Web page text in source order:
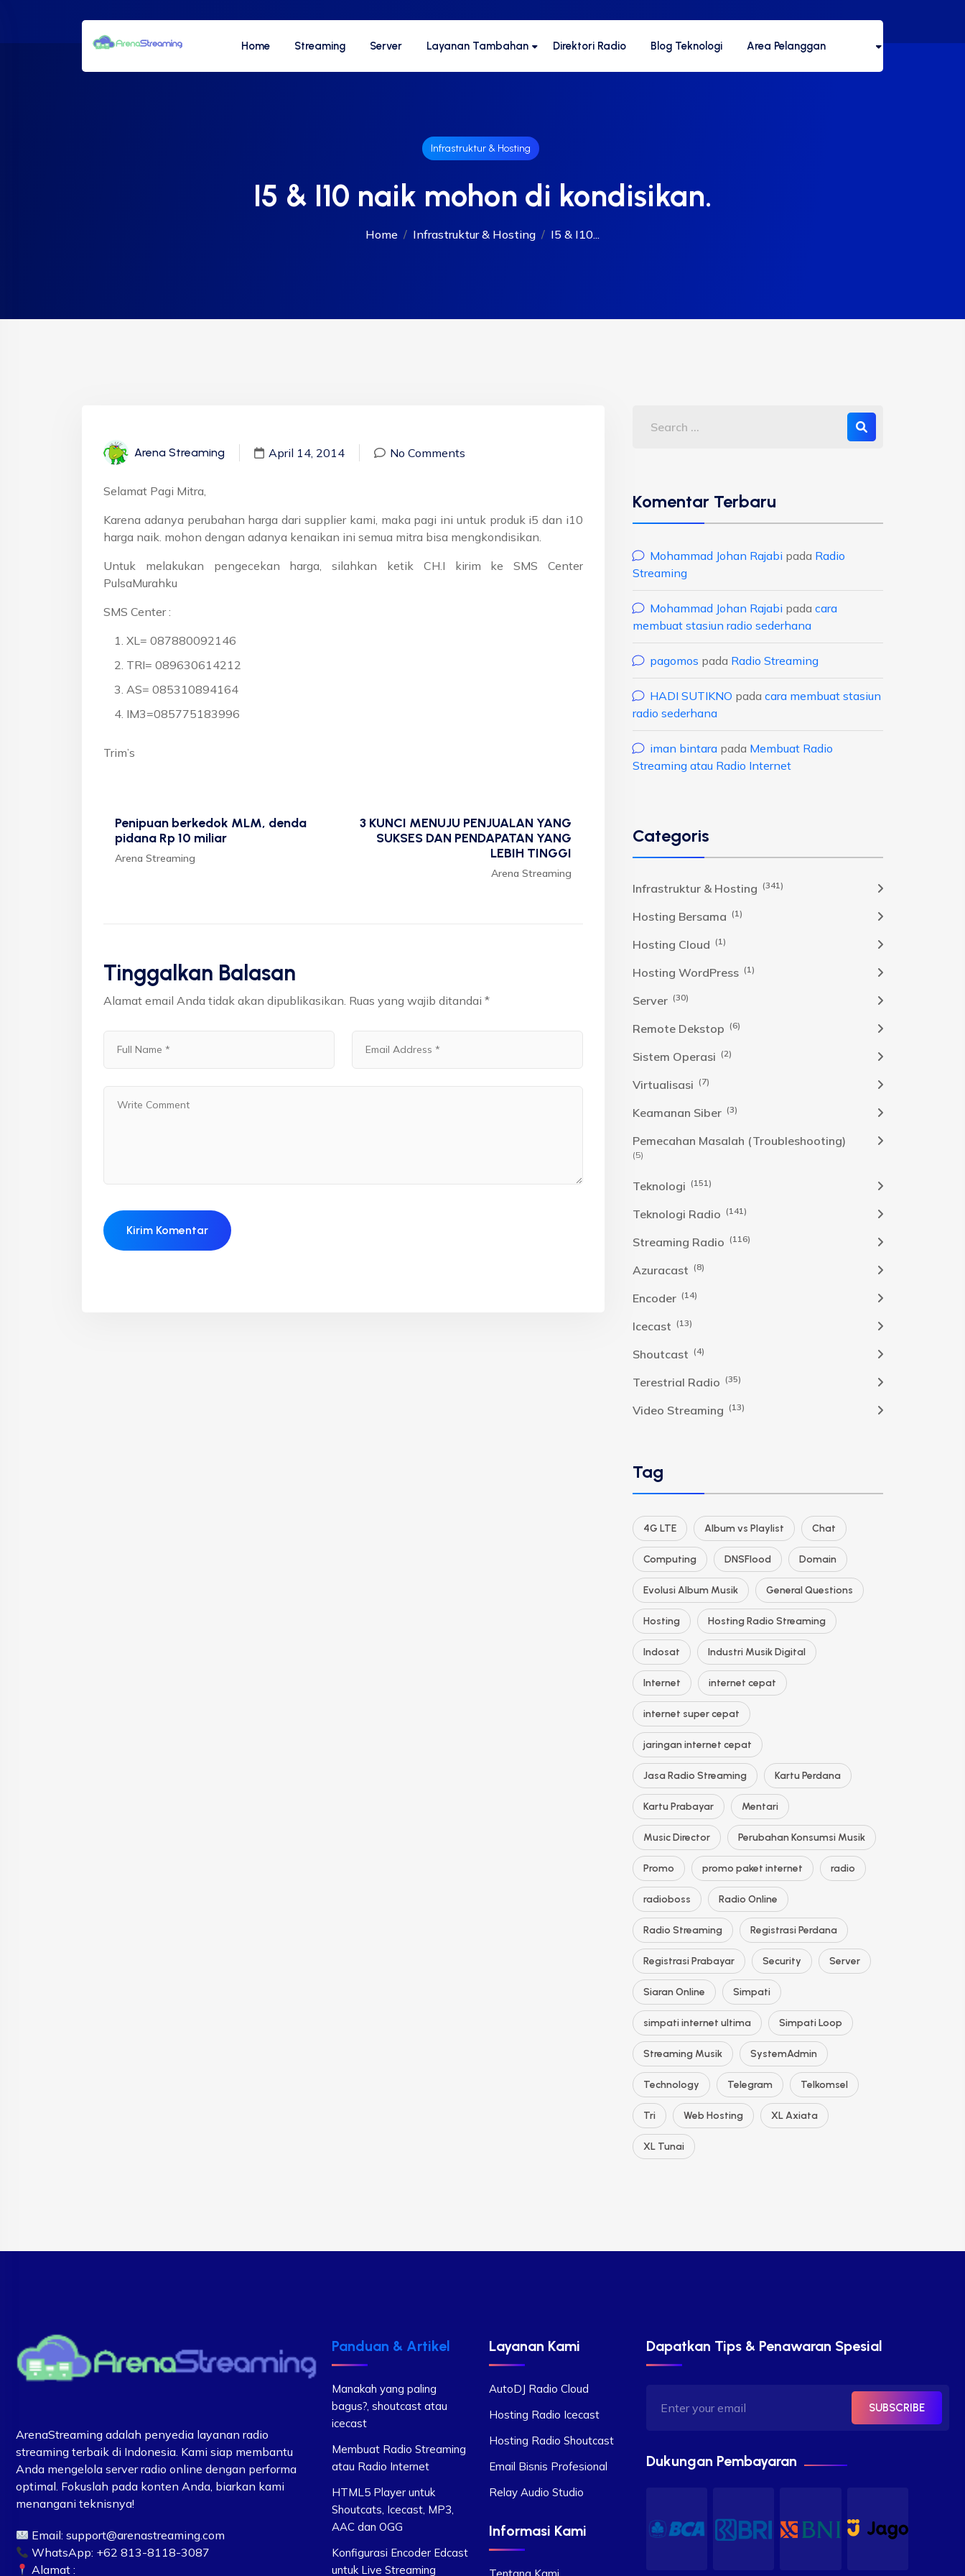
Home Streaming Server Layanan Tambahan Direktori Radio Blog Teknologi Area Pelanggan
Infrastruktur & Hosting
I5 & I10 naik mohon di kondisikan.
Home Infrastruktur & Hosting I5 & I10...
Arena Streaming April 14, 2014 No Comments
Selamat Pagi Mitra,
Karena adanya perubahan harga dari supplier kami, maka pagi ini untuk produk i5 dan i10
harga naik. mohon dengan adanya kenaikan ini semua mitra bisa mengkondisikan.
Untuk melakukan pengecekan harga, silahkan ketik CH.I kirim ke SMS Center
PulsaMurahku
SMS Center :
XL= 087880092146
TRI= 089630614212
AS= 085310894164
IM3=085775183996
Trim’s
Penipuan berkedok MLM, denda
pidana Rp 10 miliar
Arena Streaming
3 KUNCI MENUJU PENJUALAN YANG
SUKSES DAN PENDAPATAN YANG
LEBIH TINGGI
Arena Streaming
Tinggalkan Balasan
Alamat email Anda tidak akan dipublikasikan. Ruas yang wajib ditandai *
Komentar Terbaru
Mohammad Johan Rajabi pada Radio
Streaming
Mohammad Johan Rajabi pada cara
membuat stasiun radio sederhana
pagomos pada Radio Streaming
HADI SUTIKNO pada cara membuat stasiun
radio sederhana
iman bintara pada Membuat Radio
Streaming atau Radio Internet
Categoris
Infrastruktur & Hosting (341)
Hosting Bersama (1)
Hosting Cloud (1)
Hosting WordPress (1)
Server (30)
Remote Dekstop (6)
Sistem Operasi (2)
Virtualisasi (7)
Keamanan Siber (3)
Pemecahan Masalah (Troubleshooting)
(5)
Teknologi (151)
Teknologi Radio (141)
Streaming Radio (116)
Azuracast (8)
Encoder (14)
Icecast (13)
Shoutcast (4)
Terestrial Radio (35)
Video Streaming (13)
Tag
4G LTE Album vs Playlist Chat
Computing DNSFlood Domain
Evolusi Album Musik General Questions
Hosting Hosting Radio Streaming
Indosat Industri Musik Digital
Internet internet cepat
internet super cepat
jaringan internet cepat
Jasa Radio Streaming Kartu Perdana
Kartu Prabayar Mentari
Music Director Perubahan Konsumsi Musik
Promo promo paket internet radio
radioboss Radio Online
Radio Streaming Registrasi Perdana
Registrasi Prabayar Security Server
Siaran Online Simpati
simpati internet ultima Simpati Loop
Streaming Musik SystemAdmin
Technology Telegram Telkomsel
Tri Web Hosting XL Axiata
XL Tunai
ArenaStreaming adalah penyedia layanan radio
streaming terbaik di Indonesia. Kami siap membantu
Anda mengelola server radio online dengan performa
optimal. Fokuslah pada konten Anda, biarkan kami
menangani teknisnya!
Email:support@arenastreaming.com
WhatsApp: +62 813-8118-3087
Alamat :
Panduan & Artikel
Manakah yang paling
bagus?, shoutcast atau
icecast
Membuat Radio Streaming
atau Radio Internet
HTML5 Player untuk
Shoutcats, Icecast, MP3,
AAC dan OGG
Konfigurasi Encoder Edcast
untuk Live Streaming
Layanan Kami
AutoDJ Radio Cloud
Hosting Radio Icecast
Hosting Radio Shoutcast
Email Bisnis Profesional
Relay Audio Studio
Informasi Kami
Dapatkan Tips & Penawaran Spesial
SUBSCRIBE
Dukungan Pembayaran